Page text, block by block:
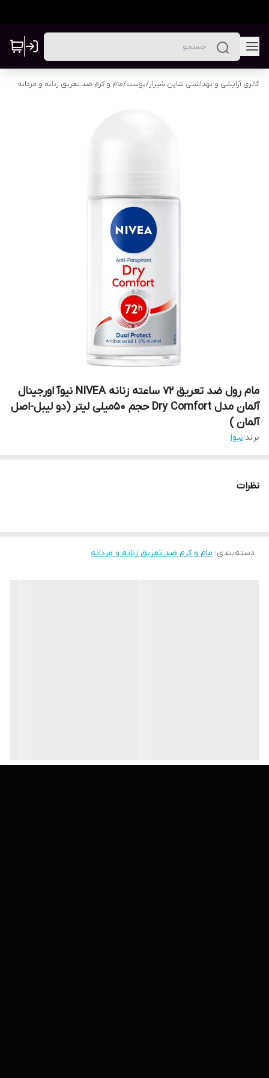
گالری آرایشی و بهداشتی شاین شیراز/پوست/مام و کرم ضد تعریق زنانه و مردانه
مام رول ضد تعریق ۷۲ ساعته زنانه NIVEA نیوآ اورجینال
آلمان مدل Dry Comfort حجم 50میلی لیتر (دو لیبل-اصل
آلمان )
برند:نیوا
نظرات
دسته‌بندی: مام و کرم ضد تعریق زنانه و مردانه